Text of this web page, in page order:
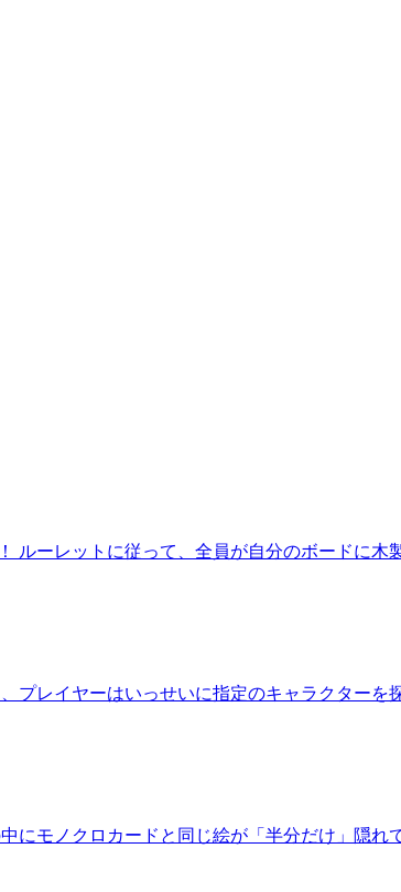
ーレットに従って、全員が自分のボードに木
レイヤーはいっせいに指定のキャラクターを
モノクロカードと同じ絵が「半分だけ」隠れ